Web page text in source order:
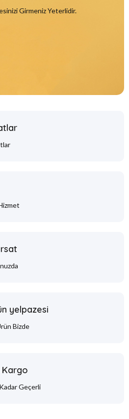
Girmeniz Yeterlidir.
yelpazesi
Bizde
Kargo
Geçerli